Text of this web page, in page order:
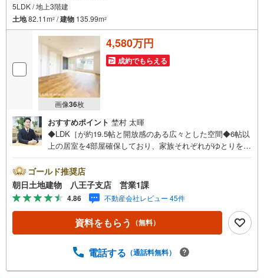
5LDK / 地上3階建
土地82.11m2 /建物 135.99m2
画像36枚
4,580万円
成約でもらえる
おすすめポイント 埜村 太暉
◆LDK［が約19.5帖と開放感のある広々とした空間◆6帖以
上の居室を4部屋確保しており、家族それぞれがゆとりを持
保ちやすい設計◆パントリー付きのキッチンで、まとめ買
いや備蓄にも対応しやすい収納力が魅力※バザール会場に
は、ベビーベッドや キッズスペースをご用意しておりま
す。 小さなお子様連れでも、安心してご来場ください！
資料請求、住宅ローンのご相談などお気軽にお問合せくだ
さい！スタッフ25名でお客様がご覧になったことのない情
どに掲載できない物件も多数ございます！ご案内時に他物
い！■ご案内方法ご自宅へお迎え・最寄り駅等でお待ち合わ
ゴールド推奨店
朝日土地建物 八王子支店 営業1課
4.86 不動産会社レビュー 45件
資料をもらう （無料）
電話する （通話料無料）